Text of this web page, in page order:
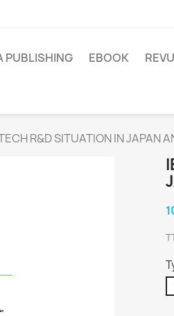
PUBLISHING EBOOK
R&D SITUATION IN JAPAN